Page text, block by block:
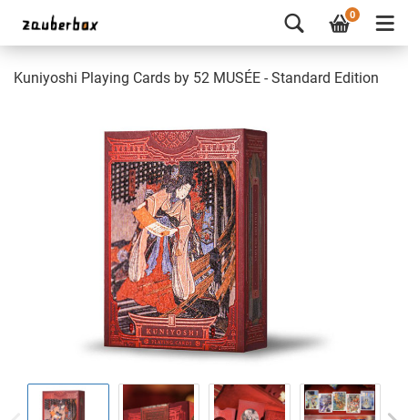
0
Kuniyoshi Playing Cards by 52 MUSÉE - Standard Edition